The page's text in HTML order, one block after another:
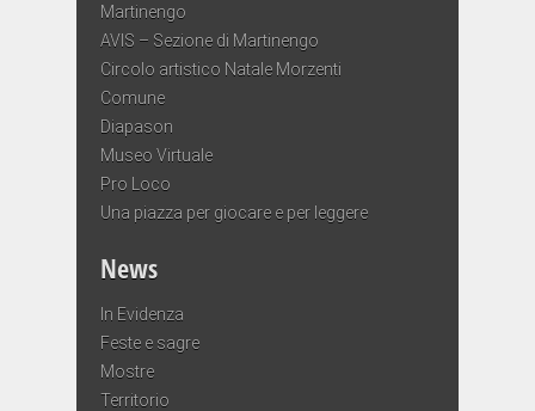
Martinengo
AVIS – Sezione di Martinengo
Circolo artistico Natale Morzenti
Comune
Diapason
Museo Virtuale
Pro Loco
Una piazza per giocare e per leggere
News
In Evidenza
Feste e sagre
Mostre
Territorio